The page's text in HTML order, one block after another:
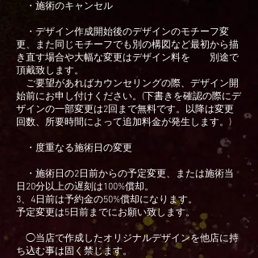
・施術のキャンセル
・デザイン作成開始後のデザインのモチーフ変
更、また同じモチーフでも別の構図など最初から描
き直す場合や大幅な変更はデザイン料を 別途で
頂戴致します。
ご要望があればカウンセリングの際、デザイン開
始前にお申し付けください。(下書きを確認の際にデ
ザインの一部変更は2回まで無料です。以降は変更
回数、所要時間によって追加料金が発生します。)
・度重なる施術日の変更
・施術日の2日前からの予定変更、または施術当
日20分以上の遅刻は100%償却。
3、4日前は予約金の50%償却になります。
予定変更は5日前までにお願い致します。
◯当店で作成したオリジナルデザインを他店に持
ち込む事は固く禁じます。